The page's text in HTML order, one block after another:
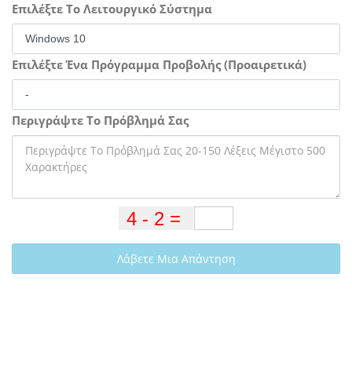
Επιλέξτε Το Λειτουργικό Σύστημα
Επιλέξτε Ένα Πρόγραμμα Προβολής (Προαιρετικά)
Περιγράψτε Το Πρόβλημά Σας
Λάβετε Μια Απάντηση